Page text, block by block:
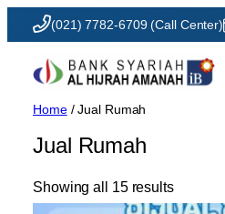
content
(021) 7782-6709 (Call Center)
Home/ Jual Rumah
Jual Rumah
Showing all 15 results